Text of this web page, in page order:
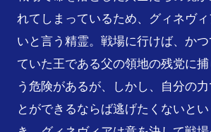
れてしまっているため、グィネヴ
いと言う精霊。戦場に行けば、か
ていた王である父の領地の残党に
う危険があるが、しかし、自分の
とができるならば逃げたくないと